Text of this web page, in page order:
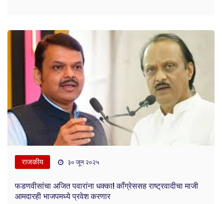
राजकीय ३० जून २०२५
फडणवीसांचा अजित पवारांना धक्का! कॉंग्रेससह राष्ट्रवादीचा माजी
आमदारही भाजपमध्ये प्रवेश करणार